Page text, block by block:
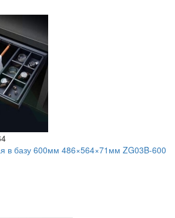
в базу 600мм 486×564×71мм ZG03B-600